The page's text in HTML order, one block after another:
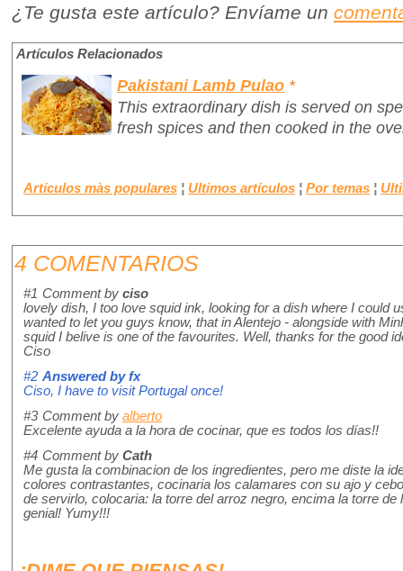
¿Te gusta este artículo? Envíame un
Artículos Relacionados
Pakistani Lamb Pulao *
This extraordinary dish is served on
fresh spices and then cooked in the
Artículos màs populares ¦ Ultimos artículos ¦ Por temas ¦
4 COMENTARIOS
#1 Comment by ciso
lovely dish, I too love squid ink, looking for a dish where I
wanted to let you guys know, that in Alentejo - alongside with
squid I belive is one of the favourites. Well, thanks for the good
Ciso
#2 Answered byfx
Ciso, I have to visit Portugal once!
#3 Comment by alberto
Excelente ayuda a la hora de cocinar, que es todos los días!!
#4 Comment by Cath
Me gusta la combinacion de los ingredientes, pero me diste la
colores contrastantes, cocinaria los calamares con su ajo y
de servirlo, colocaria: la torre del arroz negro, encima la torre
genial! Yumy!!!